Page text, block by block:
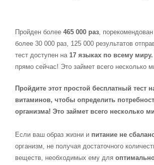
Пройден более 465 000 раз,
более 30 000 раз, 125 000 результатов
тест доступен на 17 языках по всему миру.
прямо сейчас! Это займет всего несколько
Пройдите этот простой бесплатный тест
витаминов, чтобы определить
организма! Это займет всего несколько
Если ваш образ жизни и питание не
организм, не получая достаточного
веществ, необходимых ему для